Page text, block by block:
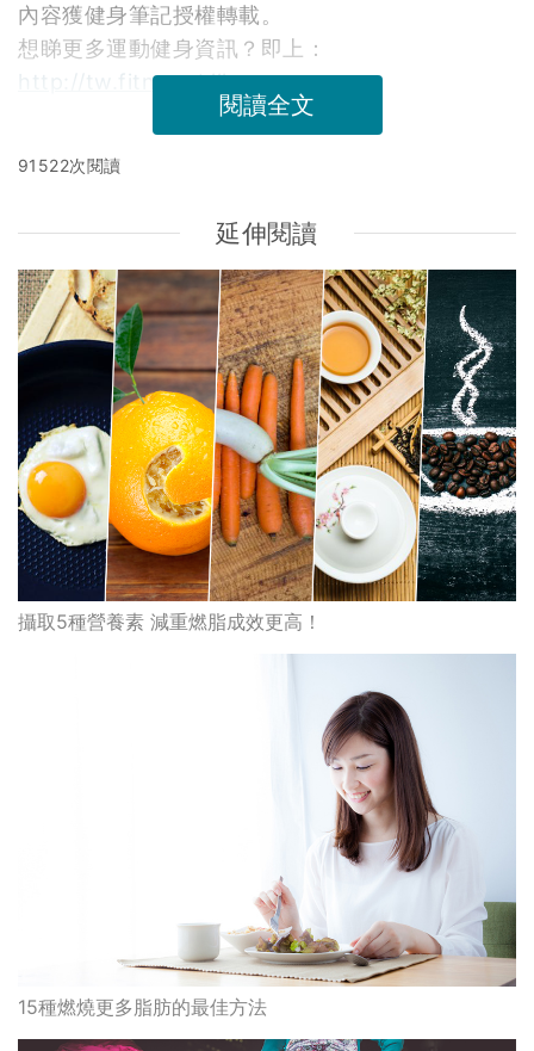
內容獲健身筆記授權轉載。
想睇更多運動健身資訊？即上：
http://tw.fitness.biji.co
閱讀全文
91522次閱讀
延伸閱讀
攝取5種營養素 減重燃脂成效更高！
15種燃燒更多脂肪的最佳方法